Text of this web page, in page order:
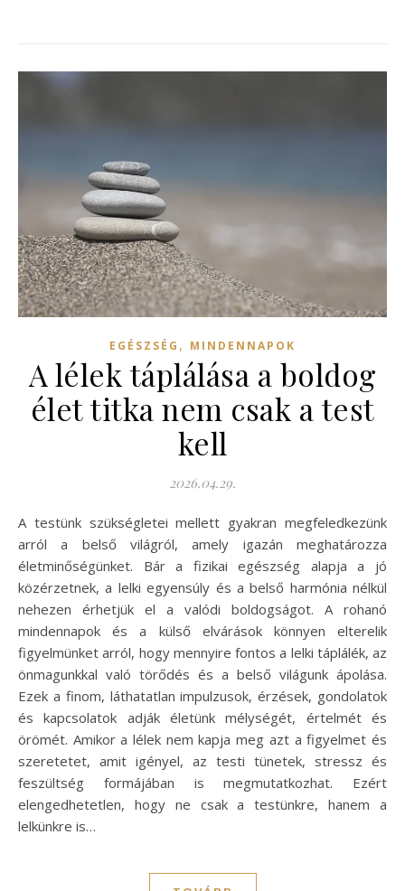
EGÉSZSÉG , MINDENNAPOK
A lélek táplálása a boldog
élet titka nem csak a test
kell
2026.04.29.
A testünk szükségletei mellett gyakran megfeledkezünk
arról a belső világról, amely igazán meghatározza
életminőségünket. Bár a fizikai egészség alapja a jó
közérzetnek, a lelki egyensúly és a belső harmónia nélkül
nehezen érhetjük el a valódi boldogságot. A rohanó
mindennapok és a külső elvárások könnyen elterelik
figyelmünket arról, hogy mennyire fontos a lelki táplálék, az
önmagunkkal való törődés és a belső világunk ápolása.
Ezek a finom, láthatatlan impulzusok, érzések, gondolatok
és kapcsolatok adják életünk mélységét, értelmét és
örömét. Amikor a lélek nem kapja meg azt a figyelmet és
szeretetet, amit igényel, az testi tünetek, stressz és
feszültség formájában is megmutatkozhat. Ezért
elengedhetetlen, hogy ne csak a testünkre, hanem a
lelkünkre is…